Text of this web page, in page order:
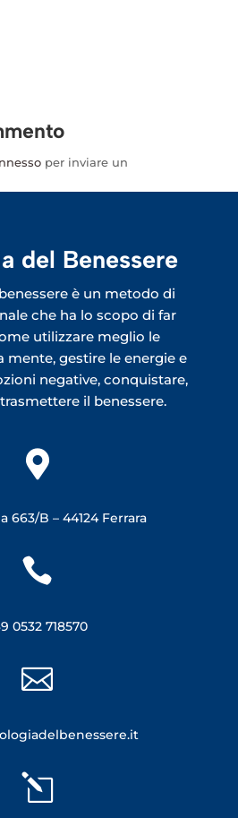
per inviare un
del Benessere
è un metodo di
che ha lo scopo di far
utilizzare meglio le
mente, gestire le energie e
negative, conquistare,
il benessere.

663/B – 44124 Ferrara

0532 718570

l